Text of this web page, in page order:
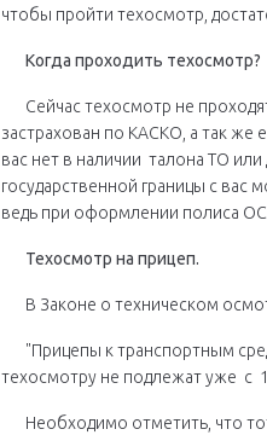
чтобы пройти техосмотр,
Когда проходить техосмотр?
Сейчас техосмотр не
застрахован по КАСКО, а так же
вас нет в наличии талона ТО
государственной границы с вас
ведь при оформлении полиса
Техосмотр на прицеп.
В Законе о техническом
"Прицепы к транспортным
техосмотру не подлежат уже с
Необходимо отметить, что